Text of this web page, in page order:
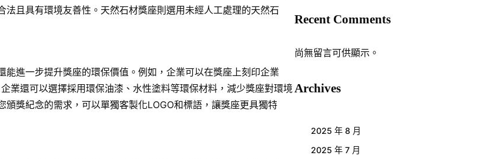
且具有環境友善性。天然石材獎座則選用未經人工處理的天然石
進一步提升獎座的環保價值。例如，企業可以在獎座上刻印企業
業還可以選擇採用環保油漆、水性塗料等環保材料，減少獎座對環境
獎紀念的需求，可以單獨客製化LOGO和標語，讓獎座更具獨特
Recent Comments
尚無留言可供顯示。
Archives
2025 年 8 月
2025 年 7 月